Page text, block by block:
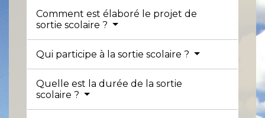
Comment est élaboré le projet de
sortie scolaire ?
Qui participe à la sortie scolaire ?
Quelle est la durée de la sortie
scolaire ?